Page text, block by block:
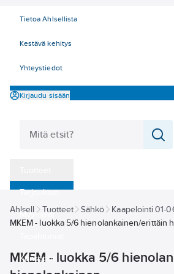
Tietoa Ahlsellista
Kestävä kehitys
Yhteystiedot
Kirjaudu sisään
‎Tarjoukset
Myymälät
Konseptit
Ahlsell Tuotteet Sähkö Kaapelointi 01-
MKEM - luokka 5/6 hienolankainen/erittäin
MKEM - luokka 5/6